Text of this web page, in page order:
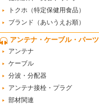
トクホ（特定保健用食品）
ブランド（あいうえお順）
アンテナ・ケーブル・パーツ
アンテナ
ケーブル
分波・分配器
アンテナ接栓・プラグ
部材関連